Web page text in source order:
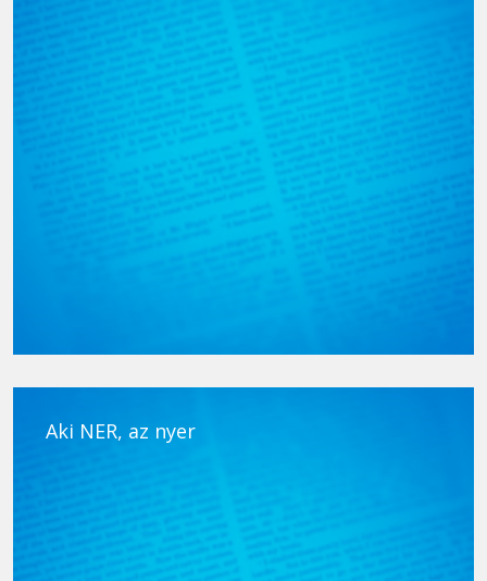
Aki NER, az nyer